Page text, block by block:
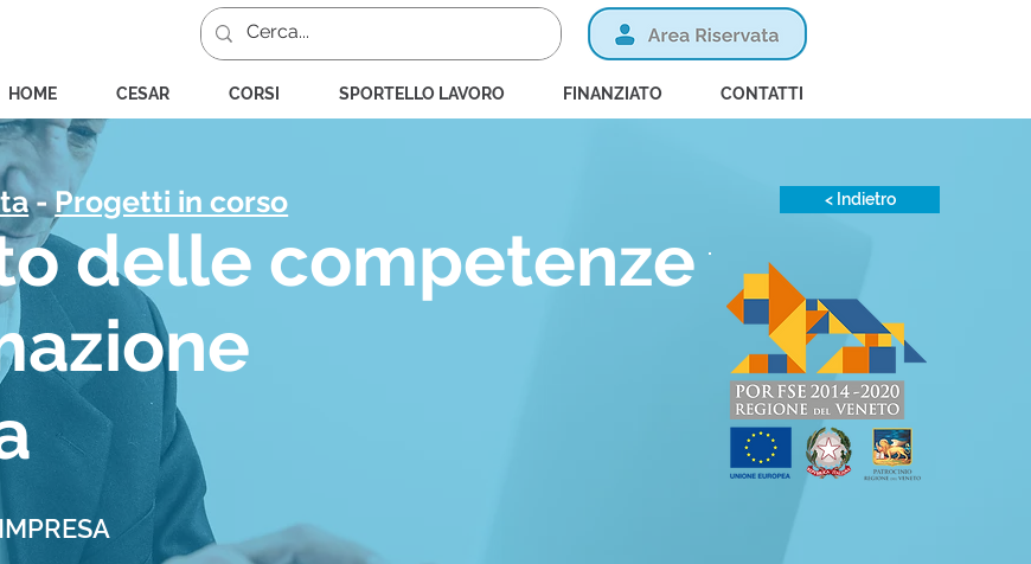
HOME CESAR CORSI SPORTELLO LAVORO FINANZIATO CONTATTI
-Progetti in corso
delle competenze
< Indietro